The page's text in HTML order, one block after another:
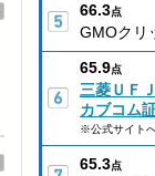
66.3点
GMOクリ
65.9点
三菱ＵＦ
カブコム証
※公式サイト
65.3点